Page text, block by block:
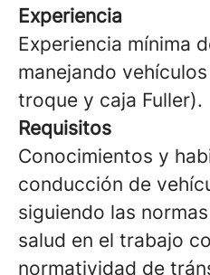
Experiencia
Experiencia mínima
manejando
troque y caja Fuller).
Requisitos
Conocimientos y
conducción de
siguiendo las
salud en el trabajo
normatividad de